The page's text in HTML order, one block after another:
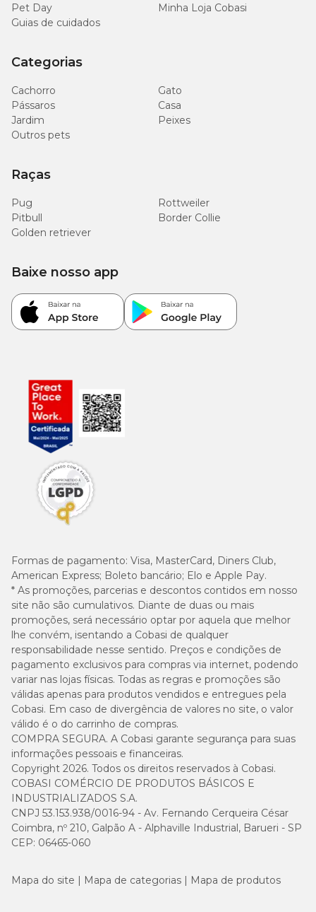
Pet Day
Minha Loja Cobasi
Guias de cuidados
Categorias
Cachorro
Gato
Pássaros
Casa
Jardim
Peixes
Outros pets
Raças
Pug
Rottweiler
Pitbull
Border Collie
Golden retriever
Formas de pagamento: Visa, MasterCard, Diners Club,
American Express; Boleto bancário; Elo e Apple Pay.
* As promoções, parcerias e descontos contidos em nosso
site não são cumulativos. Diante de duas ou mais
promoções, será necessário optar por aquela que melhor
lhe convém, isentando a Cobasi de qualquer
responsabilidade nesse sentido. Preços e condições de
pagamento exclusivos para compras via internet, podendo
variar nas lojas físicas. Todas as regras e promoções são
válidas apenas para produtos vendidos e entregues pela
Cobasi. Em caso de divergência de valores no site, o valor
válido é o do carrinho de compras.
COMPRA SEGURA. A Cobasi garante segurança para suas
informações pessoais e financeiras.
Copyright 2026. Todos os direitos reservados à Cobasi.
COBASI COMÉRCIO DE PRODUTOS BÁSICOS E
INDUSTRIALIZADOS S.A.
CNPJ 53.153.938/0016-94 - Av. Fernando Cerqueira César
Coimbra, nº 210, Galpão A - Alphaville Industrial, Barueri - SP
CEP: 06465-060
Baixe nosso app
Mapa do site Mapa de categorias Mapa de produtos